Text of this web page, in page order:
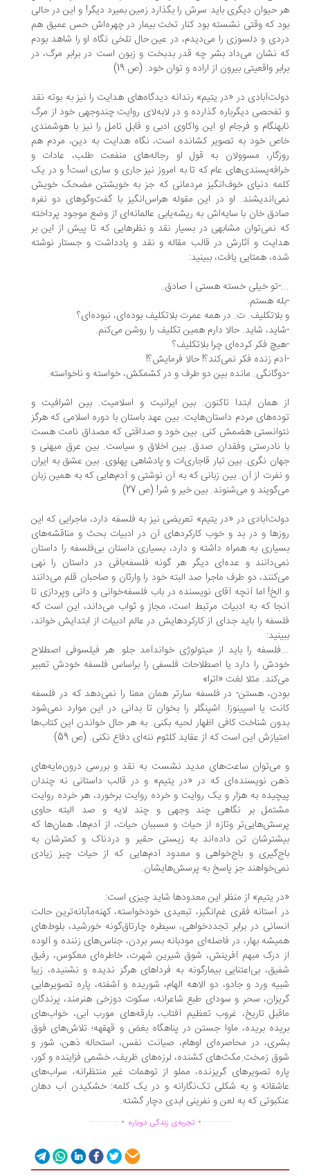
حیوان دیگری باید سرش را بگذارد زمین بمیرد دیگر! و این در حالی
که وقتی نشسته بود کنار تخت بیمار در چهره‌اش حس عمیق هم
و دلسوزی را می‌دیدم، در عین حال تلخی نگاه او را شاهد بودم
نشان می‌داد بشر چه قدر بدبخت و زبون است در برابر مرگ، در
واقعیتی بیرون از اراده و توان خود. (ص 19)
در «در یتیم» رندانه دیدگاه‌های هدایت را نیز به بوته نقد
دیگرباره گذارده و در لابه‌لای روایت چندوجهی خود از مرگ
و فرجام او این واکاوی ادبی و قابل تامل را نیز با هوشمندی
خود به تصویر کشانده است، نگاه هدایت به دین، مردم هم
مسوولان به قول او رجاله‌های منفعت طلب، عادات و
عام که تا به امروز نیز جاری و ساری است! و در یک
دنیای خوف‌انگیز مردمانی که جز به خویشتن مضحک خویش
او در این مقوله هراس‌انگیز با گفت‌وگوهای دو نفره
خان با سایه‌اش به ریشه‌یابی عالمانه‌ای از وضع موجود پرداخته
نمی‌توان مشابهی در بسیار نقد و نظرهایی که تا پیش از این بر
و آثارش در قالب مقاله و نقد و یادداشت و جستار نوشته
همتایی یافت، ببینید:
تو خیلی خسته هستی آ صادق.
هستم.
ت. در همه عمرت بلاتکلیف بوده‌ای، نبوده‌ای؟
شاید. حالا دارم همین تکلیف را روشن می‌کنم.
فکر کرده‌ای چرا بلاتکلیف؟
زنده فکر نمی‌کند؟! حالا فرمایش؟!
مانده بین دو طرف و در کشمکش، خواسته و ناخواسته.
همان ابتدا تاکنون. بین ایرانیت و اسلامیت. بین اشرافیت و
مردم داستان‌هایت. بین عهد باستان با دوره اسلامی که هرگز
هضمش کنی. بین خود و صداقتی که مصداق نامت هست
نادرستی وفقدان صدق. بین اخلاق و سیاست. بین عرق میهنی و
نگری. بین تبار قاجاری‌ات و پادشاهی پهلوی. بین عشق به ایران
از آن. بین زبانی که به آن نوشتی و آدم‌هایی که به همین زبان
و می‌شنوند. بین خیر و شر! (ص 27)
در «در یتیم» تعریضی نیز به فلسفه دارد، ماجرایی که این
و در بد و خوب کارکردهای آن در ادبیات بحث و مناقشه‌های
به همراه داشته و دارد، بسیاری داستان بی‌فلسفه را داستان
و عده‌ای دیگر هر گونه فلسفه‌بافی در داستان را نهی
دو طرف ماجرا صد البته خود را وارثان و صاحبان قلم می‌دانند
اما آنچه آقای نویسنده در باب فلسفه‌خوانی و دانی و‌پردازی تا
که به ادبیات مرتبط است، مجاز و ثواب می‌داند، این است که
را باید جدای از کارکردهایش در عالم ادبیات از ابتدایش خواند،
را باید از میتولوژی خواندآمد جلو. هر فیلسوفی اصطلاح
را دارد یا اصطلاحات فلسفی را براساس فلسفه خودش تعبیر
مثلا لغت «اترا»
هستن- در فلسفه سارتر همان معنا را نمی‌دهد که در فلسفه
یا اسپینوزا. اشپنگلر را بخوان تا بدانی در این موارد نمی‌شود
شناخت کافی اظهار لحیه بکنی. به هر حال خواندن این کتاب‌ها
این است که از عقاید کلثوم ننه‌ای دفاع نکنی. (ص 59)
ساعت‌های مدید نشست به نقد و بررسی درون‌مایه‌های
نویسنده‌ای که در «در یتیم» و در قالب داستانی نه چندان
به هزار و یک روایت و خرده روایت برخورد، هر خرده روایت
بر نگاهی چند وجهی و چند لایه و صد البته حاوی
وتازه از حیات و مسببان حیات، از آدم‌ها، همان‌ها که
تن داده‌اند به زیستی حقیر و دردناک و کمترشان به
و باج‌خواهی و معدود آدم‌هایی که از حیات چیز زیادی
جز پاسخ به پرسش‌هایشان.
یتیم» از منظر این معدودها شاید چیزی است:
آستانه فقری غم‌انگیز، تبعیدی خودخواسته، کهنه‌مآبانه‌ترین حالت
در برابر تجددخواهی، سیطره چارتاق‌گونه خورشید، بلوط‌های
بهار، در فاصله‌ای مودبانه بسر بردن، جناس‌های زننده و آلوده
درک مبهم آفرینش، شوق شیرین شهرت، خاطره‌ای معکوس، رفیق
بی‌اعتنایی بیمارگونه به فرداهای هرگز ندیده و نشنیده، زیبا
ورد و جادو، دو الاهه الهام، شوریده و آشفته، پاره تصویرهایی
سحر و سودای طبع شاعرانه، سکوت دوزخی هنرمند، پرندگان
تاریخ، غروب تعظیم آفتاب، بارقه‌های مورب آبی، خواب‌های
بریده، ماوا جستن در پناهگاه بغض و قهقهه؛ تلاش‌های فوق
در محاصره‌ای اوهام، صیانت نفس، استحاله ذهن، شور و
زمخت ِمکث‌های کشنده، لرزه‌های ظریف، خشمی فزاینده و کور،
تصویرهای گریزنده، مملو از توهمات غیر منتظرانه، سراب‌های
و به شکلی تک‌نگارانه و در یک کلمه: خشکیدن آب دهان
که به لعن و نفرینی ابدی دچار گشته.
................تجربه‌ی زندگی دوباره ...............